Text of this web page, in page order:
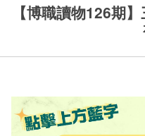
【博職讀物126期